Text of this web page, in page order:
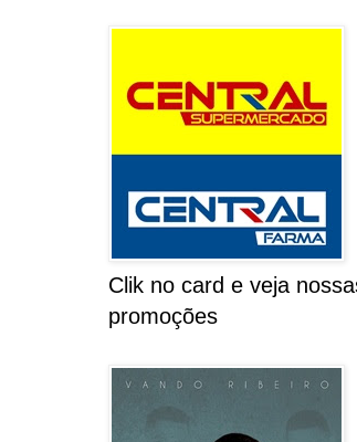
Clik no card e veja
promoções